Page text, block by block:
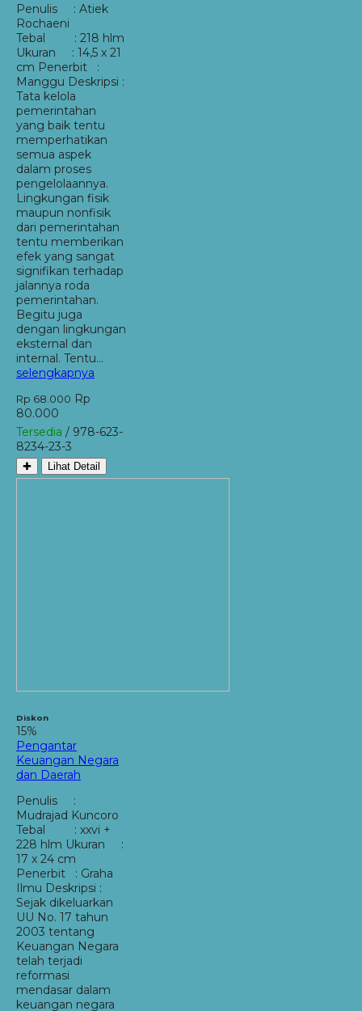
Penulis : Atiek
Rochaeni
Tebal : 218 hlm
Ukuran : 14,5 x 21
cm Penerbit :
Manggu Deskripsi :
Tata kelola
pemerintahan
yang baik tentu
memperhatikan
semua aspek
dalam proses
pengelolaannya.
Lingkungan fisik
maupun nonfisik
dari pemerintahan
tentu memberikan
efek yang sangat
signifikan terhadap
jalannya roda
pemerintahan.
Begitu juga
dengan lingkungan
eksternal dan
internal. Tentu…
selengkapnya
Rp 68.000 Rp
80.000
Tersedia / 978-623-
8234-23-3
✚ Lihat Detail
Diskon
15%
Pengantar
Keuangan Negara
dan Daerah
Penulis :
Mudrajad Kuncoro
Tebal : xxvi +
228 hlm Ukuran :
17 x 24 cm
Penerbit : Graha
Ilmu Deskripsi :
Sejak dikeluarkan
UU No. 17 tahun
2003 tentang
Keuangan Negara
telah terjadi
reformasi
mendasar dalam
keuangan negara